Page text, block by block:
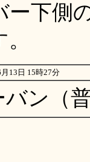
下側
13日 15時27分
ン（